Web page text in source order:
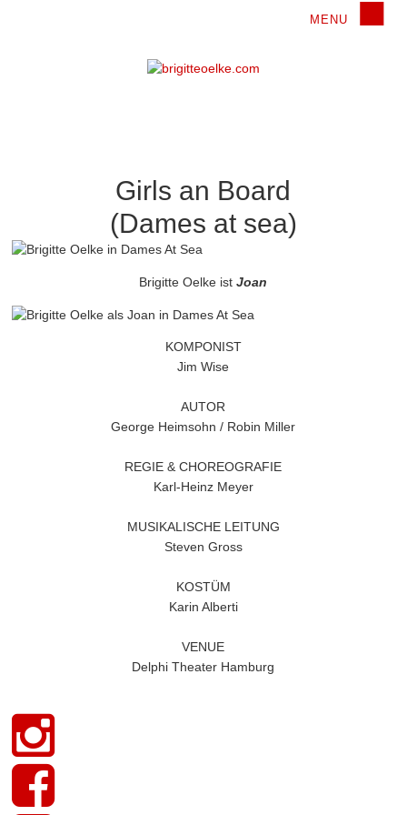
Girls an Board
(Dames at sea)
Brigitte Oelke istJoan
KOMPONIST
Jim Wise
AUTOR
George Heimsohn / Robin Miller
REGIE & CHOREOGRAFIE
Karl-Heinz Meyer
MUSIKALISCHE LEITUNG
Steven Gross
KOSTÜM
Karin Alberti
VENUE
Delphi Theater Hamburg